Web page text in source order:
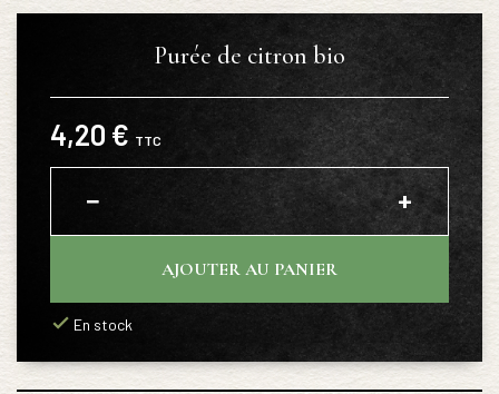
Purée de citron bio
4,20 € TTC
− +
AJOUTER AU PANIER
En stock